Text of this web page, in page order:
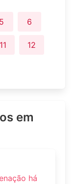
5 6
11 12
em
há